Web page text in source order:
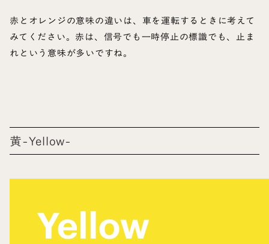
赤とオレンジの意味の違いは、車を運転するときに考えて
みてください。赤は、信号でも一時停止の標識でも、止ま
れという意味が多いですね。
黄-Yellow-